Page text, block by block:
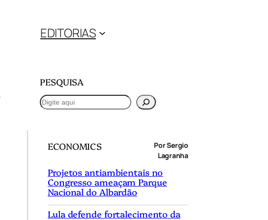
EDITORIAS
PESQUISA
P
ECONOMICS
Por Sergio
Lagranha
Projetos antiambientais no
Congresso ameaçam Parque
Nacional do Albardão
Lula defende fortalecimento da